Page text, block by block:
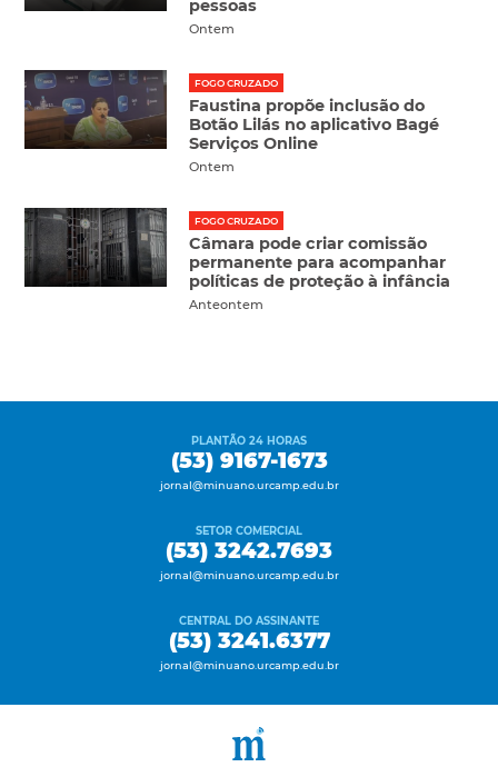
pessoas
Ontem
FOGO CRUZADO
Faustina propõe inclusão do
Botão Lilás no aplicativo Bagé
Serviços Online
Ontem
FOGO CRUZADO
Câmara pode criar comissão
permanente para acompanhar
políticas de proteção à infância
Anteontem
PLANTÃO 24 HORAS
(53) 9167-1673
jornal@minuano.urcamp.edu.br
SETOR COMERCIAL
(53) 3242.7693
jornal@minuano.urcamp.edu.br
CENTRAL DO ASSINANTE
(53) 3241.6377
jornal@minuano.urcamp.edu.br